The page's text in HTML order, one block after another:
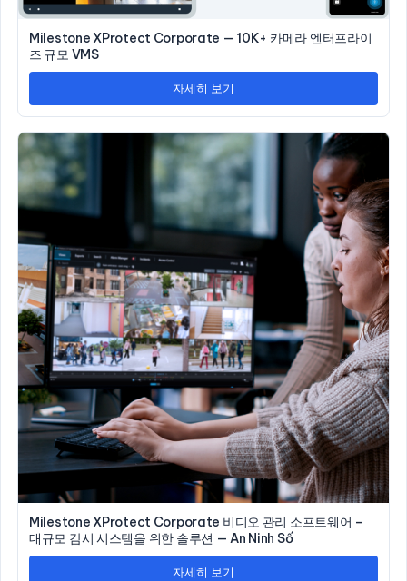
Milestone XProtect Corporate — 10K+ 카메라 엔터프라이
즈 규모 VMS
자세히 보기
Milestone XProtect Corporate 비디오 관리 소프트웨어 –
대규모 감시 시스템을 위한 솔루션 — An Ninh Số
자세히 보기